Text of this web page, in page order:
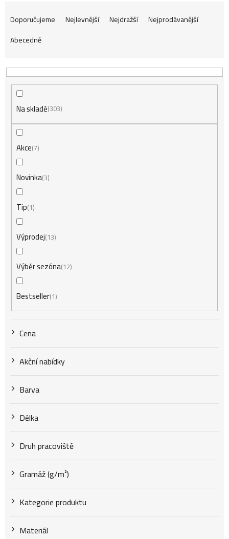
Ř
a
z
e
d
u
k
ů
Doporučujeme Nejlevnější Nejdražší
Nejprodávanější
Abecedně
Na skladě 303
Akce 7
Novinka3
Tip 1
Výprodej 13
Výběr sezóna 12
Bestseller 1
Cena
Akční nabídky
Barva
Délka
Druh pracoviště
Gramáž (g/m²)
Kategorie produktu
Materiál